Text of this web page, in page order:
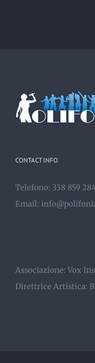
CONTACT INFO
Telefono: 338 859
Email:
Associazione: Vox
Direttrice Artistica: